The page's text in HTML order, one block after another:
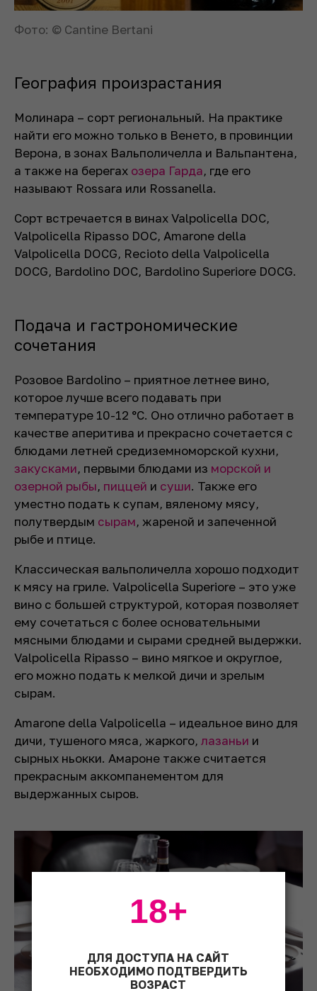
Фото: © Cantine Bertani
География произрастания
Молинара – сорт региональный. На практике
найти его можно только в Венето, в провинции
Верона, в зонах Вальполичелла и Вальпантена,
а также на берегах озера Гарда, где его
называют Rossara или Rossanella.
Сорт встречается в винах Valpolicella DOC,
Valpolicella Ripasso DOC, Amarone della
Valpolicella DOCG, Recioto della Valpolicella
DOCG, Bardolino DOC, Bardolino Superiore DOCG.
Подача и гастрономические
сочетания
Розовое Bardolino – приятное летнее вино,
которое лучше всего подавать при
температуре 10-12 °С. Оно отлично работает в
качестве аперитива и прекрасно сочетается с
блюдами летней средиземноморской кухни,
закусками, первыми блюдами из морской и
озерной рыбы, пиццей и суши. Также его
уместно подать к супам, вяленому мясу,
полутвердым сырам, жареной и запеченной
рыбе и птице.
Классическая вальполичелла хорошо подходит
к мясу на гриле. Valpolicella Superiore – это уже
вино с большей структурой, которая позволяет
ему сочетаться с более основательными
мясными блюдами и сырами средней выдержки.
Valpolicella Ripasso – вино мягкое и округлое,
его можно подать к мелкой дичи и зрелым
сырам.
Amarone della Valpolicella – идеальное вино для
дичи, тушеного мяса, жаркого, лазаньи и
сырных ньокки. Амароне также считается
прекрасным аккомпанементом для
выдержанных сыров.
ДЛЯ ДОСТУПА НА САЙТ
НЕОБХОДИМО ПОДТВЕРДИТЬ
ВОЗРАСТ
18+